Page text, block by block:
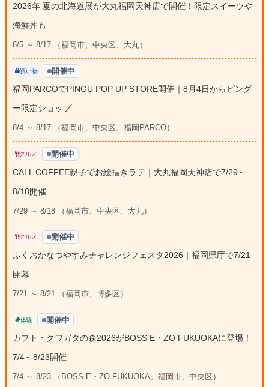
2026年 夏の北海道展が大丸福岡天神店で開催！限定スイーツや
海鮮丼も
8/5 ～ 8/17 （福岡市、中央区、大丸）
買い物 開催中
福岡PARCOでPINGU POP UP STORE開催｜8月4日からピング
ー限定ショップ
8/4 ～ 8/17 （福岡市、中央区、福岡PARCO）
グルメ 開催中
CALL COFFEE親子でお絵描きラテ｜大丸福岡天神店で7/29～
8/18開催
7/29 ～ 8/18 （福岡市、中央区、大丸）
グルメ 開催中
ふくおかなつやすみチャレンジフェスタ2026｜福岡県庁で7/21
開幕
7/21 ～ 8/21 （福岡市、博多区）
体験 開催中
カブト・クワガタの森2026がBOSS E・ZO FUKUOKAに登場！
7/4～8/23開催
7/4 ～ 8/23 （BOSS E・ZO FUKUOKA、福岡市、中央区）